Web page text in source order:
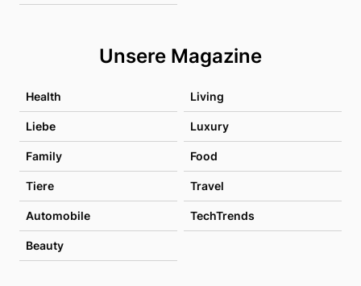
Unsere Magazine
Health Living
Liebe Luxury
Family Food
Tiere Travel
Automobile TechTrends
Beauty